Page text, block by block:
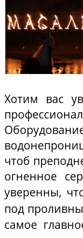
Хотим вас
чтоб
огненное
уверенны,
под
самое